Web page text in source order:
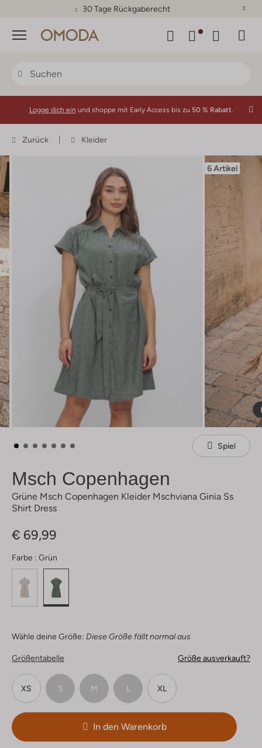
30 Tage Rückgaberecht
Menü
Logge dich ein und shoppe mit Early Access bis zu 50 % Rabatt.
Zurück Kleider
6 Artikel
Spiel
Msch Copenhagen
Grüne Msch Copenhagen Kleider Mschviana Ginia Ss
Shirt Dress
€ 69,99
Farbe : Grün
Wähle deine Größe: Diese Größe fällt normal aus
Größentabelle Größe ausverkauft?
XS S M L XL
In den Warenkorb